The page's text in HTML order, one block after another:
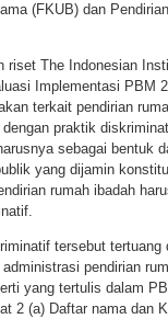
(FKUB) dan
riset The Indonesian
Implementasi PBM
terkait pendirian
praktik
sebagai bentuk
yang dijamin
rumah ibadah
tersebut tertuang
pendirian
yang tertulis dalam
2 (a) Daftar nama dan